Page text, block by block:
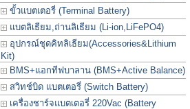
ขั้วแบตเตอรี่ (Terminal Battery)
แบตลิเธียม,ถ่านลิเธียม (Li-ion,LiFePO4)
อุปกรณ์ชุดคิทลิเธียม(Accessories&Lithium
Kit)
BMS+แอกทีฟบาลาน (BMS+Active Balance)
สวิทช์บิด แบตเตอรี่ (Switch Battery)
เครื่องชาร์จแบตเตอรี่ 220Vac (Battery